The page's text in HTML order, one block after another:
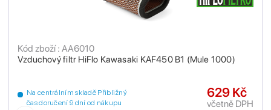
Vzduchový filtr HiFlo Kawasaki KAF450 B1 (Mule 1000)
Kód zboží : AA6010
Na centrálním skladě Přibližný
čas doručení 9 dní od nákupu
629 Kč
včetně DPH